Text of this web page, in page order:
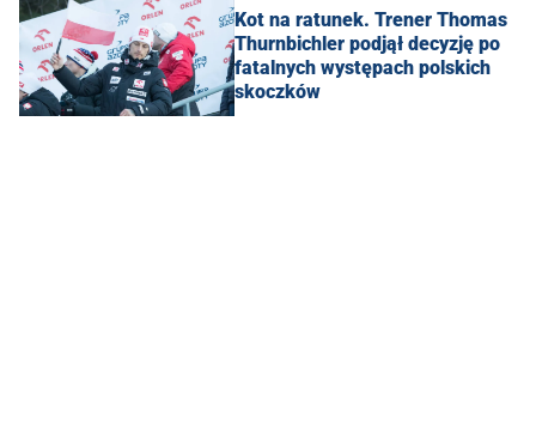
Kot na ratunek. Trener Thomas
Thurnbichler podjął decyzję po
fatalnych występach polskich
skoczków